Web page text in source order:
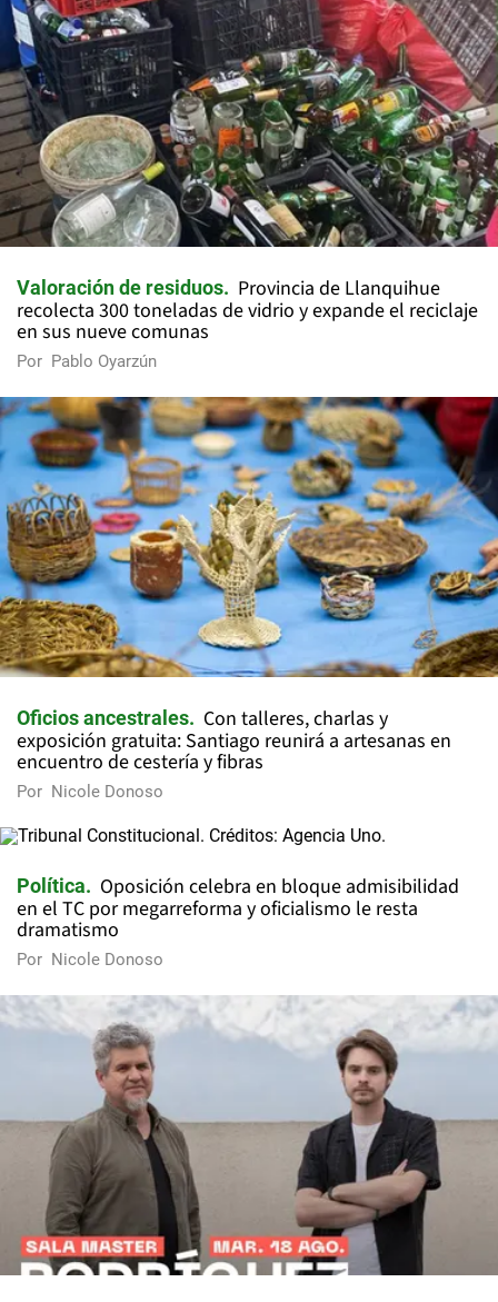
Valoración de residuos
Provincia de Llanquihue
recolecta 300 toneladas de vidrio y expande el reciclaje
en sus nueve comunas
Por Pablo Oyarzún
Oficios ancestrales
Con talleres, charlas y
exposición gratuita: Santiago reunirá a artesanas en
encuentro de cestería y fibras
Por Nicole Donoso
Política
Oposición celebra en bloque admisibilidad
en el TC por megarreforma y oficialismo le resta
dramatismo
Por Nicole Donoso